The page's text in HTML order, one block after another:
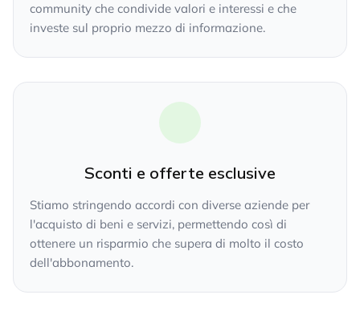
community che condivide valori e interessi e che
investe sul proprio mezzo di informazione.
Sconti e offerte esclusive
Stiamo stringendo accordi con diverse aziende per
l'acquisto di beni e servizi, permettendo così di
ottenere un risparmio che supera di molto il costo
dell'abbonamento.